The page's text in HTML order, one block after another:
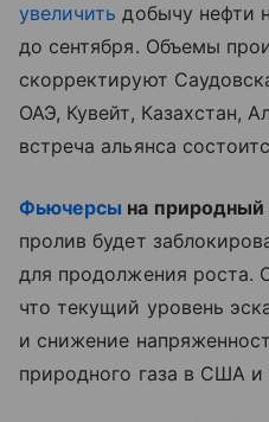
увеличить добычу нефти
до сентября. Объемы
скорректируют
ОАЭ, Кувейт, Казахстан,
встреча альянса
Фьючерсы на природный
пролив будет
для продолжения роста.
что текущий уровень
и снижение
природного газа в США и